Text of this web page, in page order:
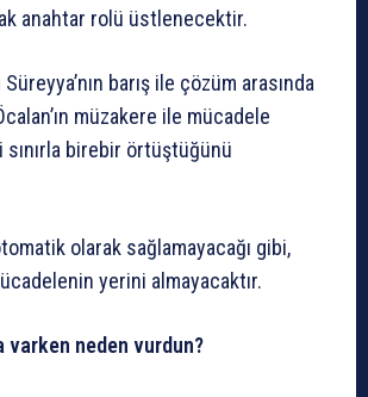
anahtar rolü üstlenecektir.
Süreyya’nın barış ile çözüm arasında
müzakere ile mücadele
sınırla birebir örtüştüğünü
olarak sağlamayacağı gibi,
yerini almayacaktır.
varken neden vurdun?